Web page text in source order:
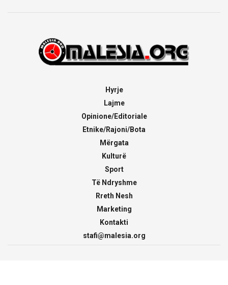
Hyrje
Lajme
Opinione/Editoriale
Etnike/Rajoni/Bota
Mërgata
Kulturë
Sport
Të Ndryshme
Rreth Nesh
Marketing
Kontakti
stafi@malesia.org